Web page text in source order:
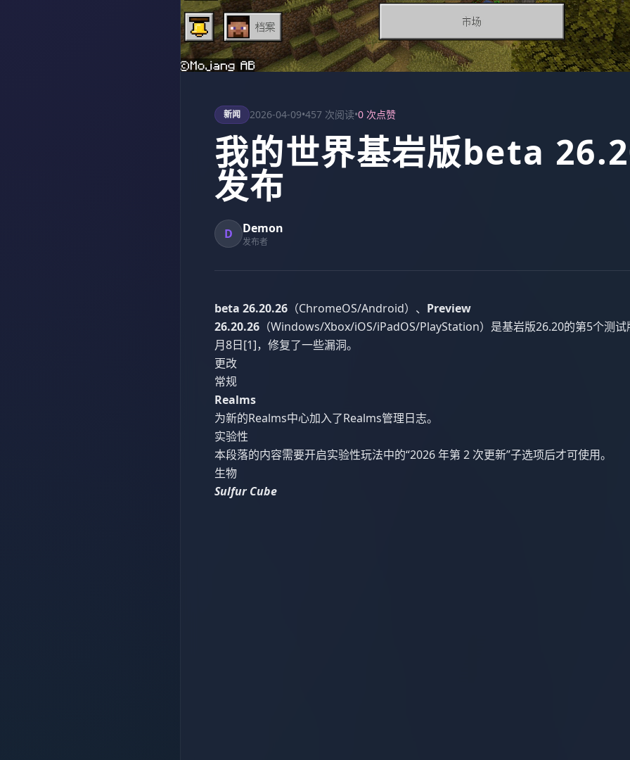
新闻 2026-04-09•457 次阅读•0 次点赞
我的世界基岩版beta
发布
D Demon
发布者
beta 26.20.26 （ChromeOS/Android）、 Preview
26.20.26 （Windows/Xbox/iOS/iPadOS/PlayStation）是基岩版26.20的第5个测
月8日[1]，修复了一些漏洞。
更改
常规
Realms
为新的Realms中心加入了Realms管理日志。
实验性
本段落的内容需要开启实验性玩法中的“2026 年第 2 次更新”子选项后才可使用。
生物
Sulfur Cube